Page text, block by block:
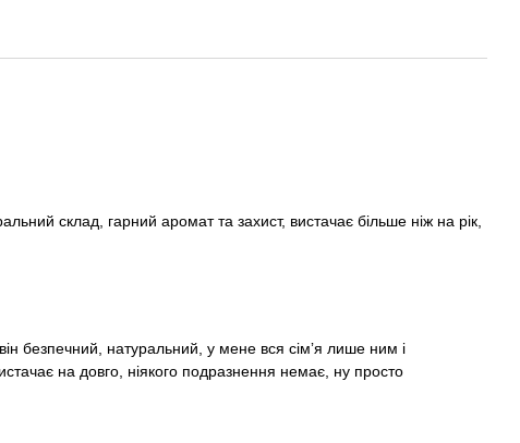
склад, гарний аромат та захист, вистачає більше ніж на рік,
безпечний, натуральний, у мене вся сімʼя лише ним і
на довго, ніякого подразнення немає, ну просто